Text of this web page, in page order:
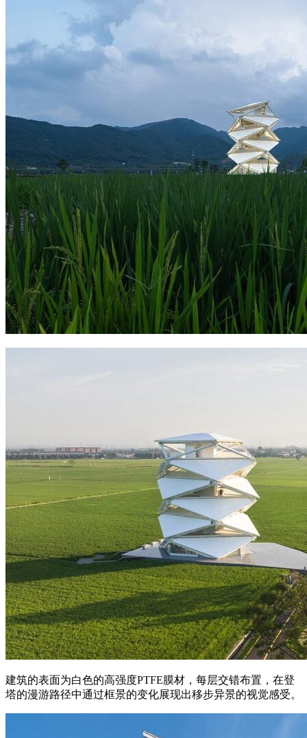
建筑的表面为白色的高强度PTFE膜材，每层交错布置，在登
塔的漫游路径中通过框景的变化展现出移步异景的视觉感受。